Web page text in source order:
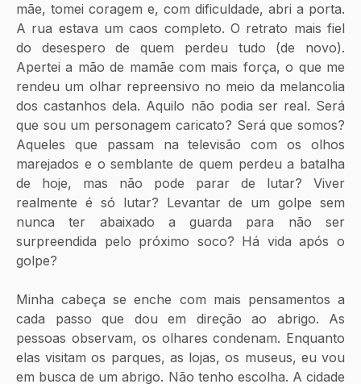
mãe, tomei coragem e, com dificuldade, abri a porta.
A rua estava um caos completo. O retrato mais fiel
do desespero de quem perdeu tudo (de novo).
Apertei a mão de mamãe com mais força, o que me
rendeu um olhar repreensivo no meio da melancolia
dos castanhos dela. Aquilo não podia ser real. Será
que sou um personagem caricato? Será que somos?
Aqueles que passam na televisão com os olhos
marejados e o semblante de quem perdeu a batalha
de hoje, mas não pode parar de lutar? Viver
realmente é só lutar? Levantar de um golpe sem
nunca ter abaixado a guarda para não ser
surpreendida pelo próximo soco? Há vida após o
golpe?
Minha cabeça se enche com mais pensamentos a
cada passo que dou em direção ao abrigo. As
pessoas observam, os olhares condenam. Enquanto
elas visitam os parques, as lojas, os museus, eu vou
em busca de um abrigo. Não tenho escolha. A cidade